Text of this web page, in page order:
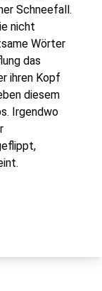
Schneefall.
nicht
Wörter
das
ihren Kopf
diesem
Irgendwo